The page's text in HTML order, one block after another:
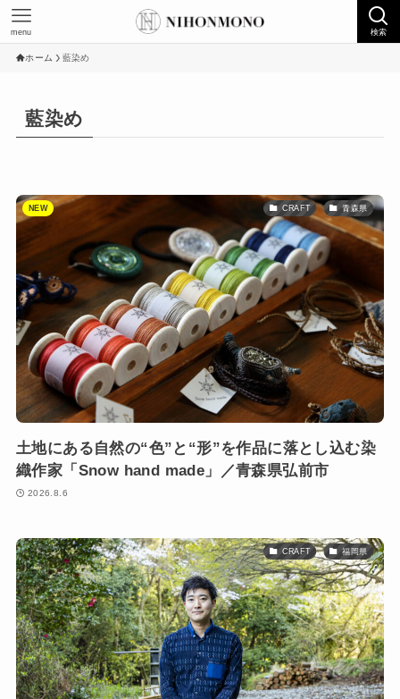
検索
menu
ホーム 藍染め
藍染め
NEW CRAFT 青森県
土地にある自然の“色”と“形”を作品に落とし込む染
織作家「Snow hand made」／青森県弘前市
2026.8.6
CRAFT 福岡県